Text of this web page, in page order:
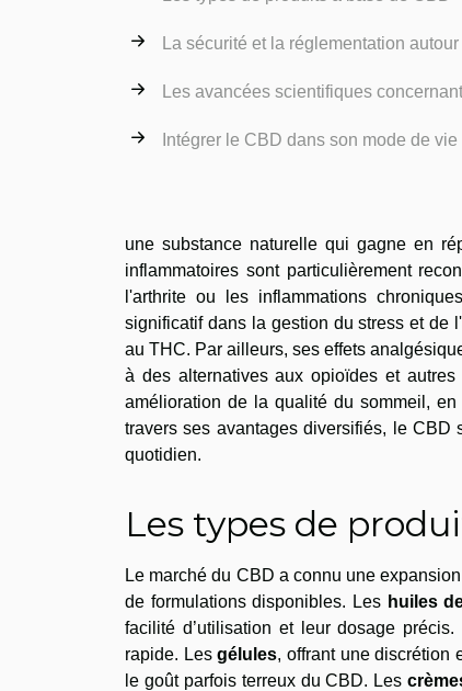
La sécurité et la réglementation
Les avancées scientifiques
Intégrer le CBD dans son mode de vie
une substance naturelle qui gagne en
inflammatoires sont particulièrement
l'arthrite ou les inflammations
significatif dans la gestion du stress et de
au THC. Par ailleurs, ses effets
à des alternatives aux opioïdes et
amélioration de la qualité du sommeil,
travers ses avantages diversifiés, le CBD
quotidien.
Les types de
Le marché du CBD a connu une
de formulations disponibles. Les huiles
facilité d’utilisation et leur dosage
rapide. Lesgélules, offrant une discrétion
le goût parfois terreux du CBD. Les